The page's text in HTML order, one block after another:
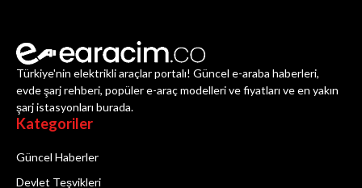
Türkiye'nin elektrikli araçlar portalı! Güncel e-araba haberleri,
evde şarj rehberi, popüler e-araç modelleri ve fiyatları ve en yakın
şarj istasyonları burada.
Kategoriler
Güncel Haberler
Devlet Teşvikleri